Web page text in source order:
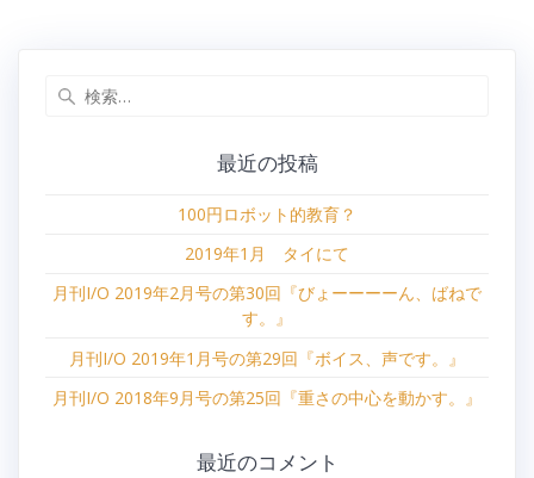
最近の投稿
100円ロボット的教育？
2019年1月 タイにて
月刊I/O 2019年2月号の第30回『びょーーーーん、ばねで
す。』
月刊I/O 2019年1月号の第29回『ボイス、声です。』
月刊I/O 2018年9月号の第25回『重さの中心を動かす。』
最近のコメント